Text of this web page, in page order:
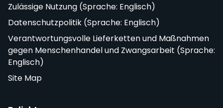
Zulässige Nutzung (Sprache: Englisch)
Datenschutzpolitik (Sprache: Englisch)
Verantwortungsvolle Lieferketten und Maßnahmen
gegen Menschenhandel und Zwangsarbeit (Sprache:
Englisch)
Site Map